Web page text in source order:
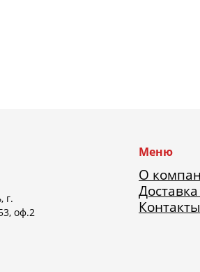
г.
оф.2
Меню
О
Контакты